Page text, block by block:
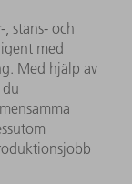
stans- och
med
Med hjälp av